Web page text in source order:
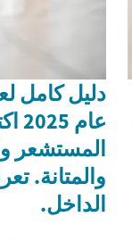
دليل كامل
المستشعر
والمتانة.
الداخل.